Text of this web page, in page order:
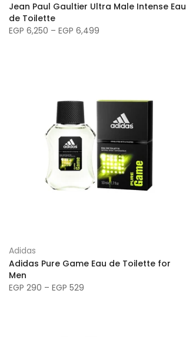
Jean Paul Gaultier Ultra Male Intense Eau
de Toilette
EGP 6,250 – EGP 6,499
Adidas
Adidas Pure Game Eau de Toilette for
Men
EGP 290 – EGP 529